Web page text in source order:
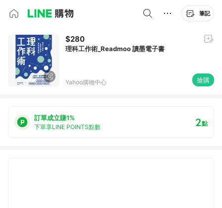
筆記
$280
理科工作術_Readmoo 讀墨電子書
Yahoo購物中心 搶購
訂單成立賺1%
下單享LINE POINTS點數 2點